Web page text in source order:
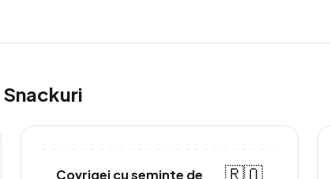
Snackuri
Covrigei cu seminte de